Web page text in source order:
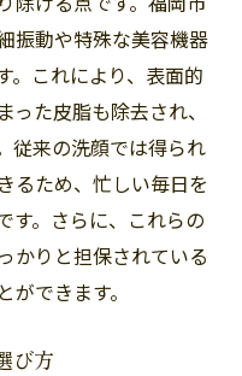
す長期的な効果
みを改善サロンの
ーの紹介
の秘密
の重要性
ングの内容
果
振動や特殊な美容機器
。これにより、表面的
た皮脂も除去され、
従来の洗顔では得られ
るため、忙しい毎日を
す。さらに、これらの
かりと担保されている
できます。
び方